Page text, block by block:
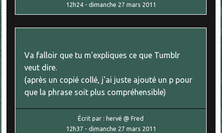
12h24- dimanche 27 mars 2011
Va falloir que tu m'expliques ce que Tumblr
veut dire.
(après un copié collé, j'ai juste ajouté un p pour
que la phrase soit plus compréhensible)
Écrit par : hervé @ Fred
12h37 - dimanche 27 mars 2011